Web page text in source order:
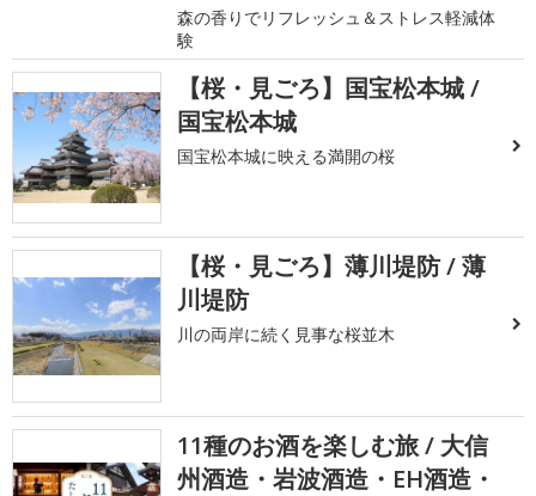
森の香りでリフレッシュ＆ストレス軽減体
験
【桜・見ごろ】国宝松本城 /
国宝松本城
国宝松本城に映える満開の桜
【桜・見ごろ】薄川堤防 / 薄
川堤防
川の両岸に続く見事な桜並木
11種のお酒を楽しむ旅 / 大信
州酒造・岩波酒造・EH酒造・